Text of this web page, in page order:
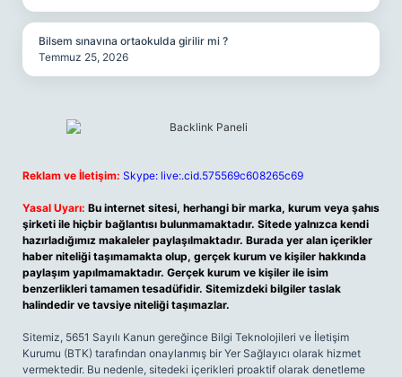
Bilsem sınavına ortaokulda girilir mi ?
Temmuz 25, 2026
Reklam ve İletişim: Skype: live:.cid.575569c608265c69
Yasal Uyarı: Bu internet sitesi, herhangi bir marka, kurum veya şahıs
şirketi ile hiçbir bağlantısı bulunmamaktadır. Sitede yalnızca kendi
hazırladığımız makaleler paylaşılmaktadır. Burada yer alan içerikler
haber niteliği taşımamakta olup, gerçek kurum ve kişiler hakkında
paylaşım yapılmamaktadır. Gerçek kurum ve kişiler ile isim
benzerlikleri tamamen tesadüfidir. Sitemizdeki bilgiler taslak
halindedir ve tavsiye niteliği taşımazlar.
Sitemiz, 5651 Sayılı Kanun gereğince Bilgi Teknolojileri ve İletişim
Kurumu (BTK) tarafından onaylanmış bir Yer Sağlayıcı olarak hizmet
vermektedir. Bu nedenle, sitedeki içerikleri proaktif olarak denetleme